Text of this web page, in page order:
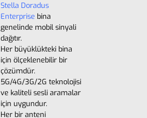
Stella Doradus
Enterprise bina
genelinde mobil sinyali
dağıtır.
Her büyüklükteki bina
için ölçeklenebilir bir
çözümdür.
5G/4G/3G/2G teknolojisi
ve kaliteli sesli aramalar
için uygundur.
Her bir anteni